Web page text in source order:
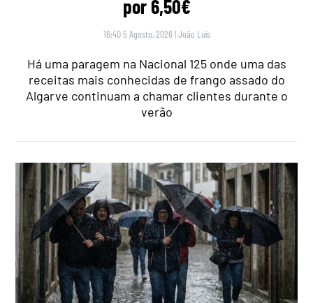
por 6,50€
16:40 5 Agosto, 2026 |João Luís
Há uma paragem na Nacional 125 onde uma das
receitas mais conhecidas de frango assado do
Algarve continuam a chamar clientes durante o
verão